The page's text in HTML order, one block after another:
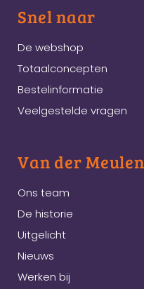
Snel naar
De webshop
Totaalconcepten
Bestelinformatie
Veelgestelde vragen
Van der Meulen
Ons team
De historie
Uitgelicht
Nieuws
Werken bij